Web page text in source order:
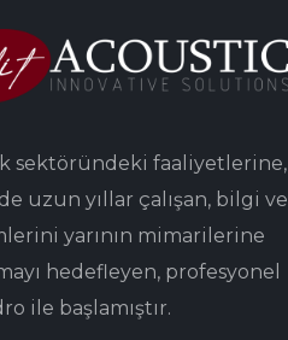
sektöründeki faaliyetlerine,
uzun yıllar çalışan, bilgi ve
yarının mimarilerine
hedefleyen, profesyonel
ile başlamıştır.